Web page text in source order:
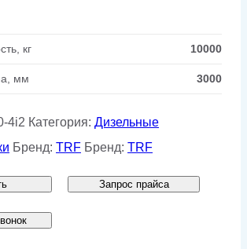
кг 10000
мм 3000
4i2 Категория: Дизельные
Бренд: TRF Бренд: TRF
Запрос прайса